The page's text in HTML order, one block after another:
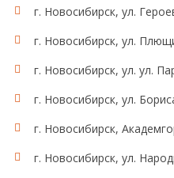
г. Новосибирск, ул.
г. Новосибирск, ул.
г. Новосибирск, ул. ул.
г. Новосибирск, ул.
г. Новосибирск,
г. Новосибирск, ул.